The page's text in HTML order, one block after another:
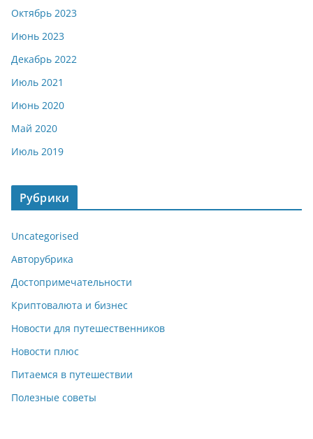
Октябрь 2023
Июнь 2023
Декабрь 2022
Июль 2021
Июнь 2020
Май 2020
Июль 2019
Рубрики
Uncategorised
Авторубрика
Достопримечательности
Криптовалюта и бизнес
Новости для путешественников
Новости плюс
Питаемся в путешествии
Полезные советы